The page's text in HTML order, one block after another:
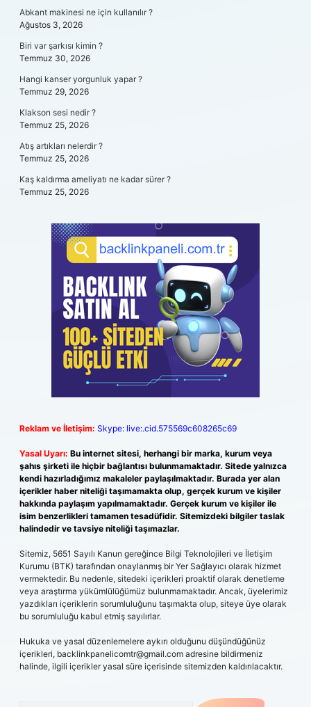
Abkant makinesi ne için kullanılır ?
Ağustos 3, 2026
Biri var şarkısı kimin ?
Temmuz 30, 2026
Hangi kanser yorgunluk yapar ?
Temmuz 29, 2026
Klakson sesi nedir ?
Temmuz 25, 2026
Atış artıkları nelerdir ?
Temmuz 25, 2026
Kaş kaldırma ameliyatı ne kadar sürer ?
Temmuz 25, 2026
Reklam ve İletişim: Skype: live:.cid.575569c608265c69
Yasal Uyarı: Bu internet sitesi, herhangi bir marka, kurum veya
şahıs şirketi ile hiçbir bağlantısı bulunmamaktadır. Sitede yalnızca
kendi hazırladığımız makaleler paylaşılmaktadır. Burada yer alan
içerikler haber niteliği taşımamakta olup, gerçek kurum ve kişiler
hakkında paylaşım yapılmamaktadır. Gerçek kurum ve kişiler ile
isim benzerlikleri tamamen tesadüfidir. Sitemizdeki bilgiler taslak
halindedir ve tavsiye niteliği taşımazlar.
Sitemiz, 5651 Sayılı Kanun gereğince Bilgi Teknolojileri ve İletişim
Kurumu (BTK) tarafından onaylanmış bir Yer Sağlayıcı olarak hizmet
vermektedir. Bu nedenle, sitedeki içerikleri proaktif olarak denetleme
veya araştırma yükümlülüğümüz bulunmamaktadır. Ancak, üyelerimiz
yazdıkları içeriklerin sorumluluğunu taşımakta olup, siteye üye olarak
bu sorumluluğu kabul etmiş sayılırlar.
Hukuka ve yasal düzenlemelere aykırı olduğunu düşündüğünüz
içerikleri, backlinkpanelicomtr@gmail.com adresine bildirmeniz
halinde, ilgili içerikler yasal süre içerisinde sitemizden kaldırılacaktır.